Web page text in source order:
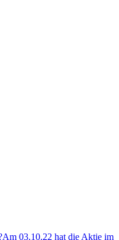
Am 03.10.22 hat die Aktie im